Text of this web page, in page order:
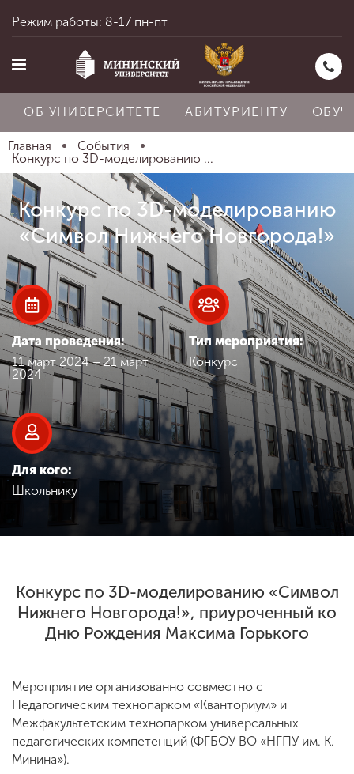
Главная
Об университете
Абитуриенту
Обучение
Наука
Международная
деятельность
Другие виды
Студенческая жизнь
образовательной
организации
ENG
Режим работы: 8-17 пн-пт
ОБ УНИВЕРСИТЕТЕ АБИТУРИЕНТУ
Главная
События
Конкурс по 3D-моделированию ...
Конкурс по 3D-моделированию
«Символ Нижнего Новгорода!»
Дата проведения:
11 март 2024 – 21 март
2024
Тип мероприятия:
Конкурс
Для кого:
Школьнику
Конкурс по 3D-моделированию «Символ
Нижнего Новгорода!», приуроченный ко
Дню Рождения Максима Горького
Мероприятие организованно совместно с
Педагогическим технопарком «Кванториум» и
Межфакультетским технопарком универсальных
педагогических компетенций (ФГБОУ ВО «НГПУ им. К.
Минина»).